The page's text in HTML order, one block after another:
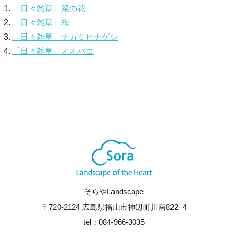
「日々雑草」菜の花
「日々雑草」梅
「日々雑草」ナガミヒナゲシ
「日々雑草」オオバコ
そらやLandscape
〒720-2124 広島県福山市神辺町川南822−4
tel：084-966-3035